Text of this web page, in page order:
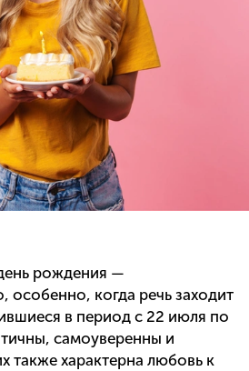
рождения —
особенно, когда речь заходит
в период с 22 июля по
самоуверенны и
также характерна любовь к